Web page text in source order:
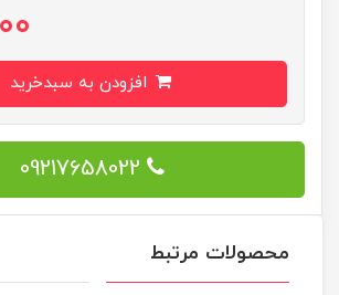
09217658022
محصولات مرتبط